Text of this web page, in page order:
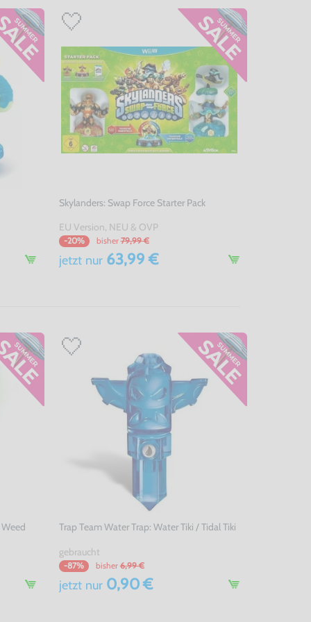
Skylanders: Swap Force Starter Pack
EU Version, NEU & OVP
-20% bisher 79,99 €
jetzt nur63,99 €
Trap Team Water Trap: Water Tiki / Tidal Tiki
gebraucht
-87% bisher 6,99 €
jetzt nur0,90 €